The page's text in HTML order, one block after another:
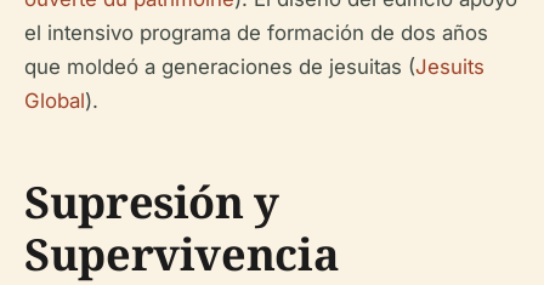
el intensivo programa de formación de dos años
que moldeó a generaciones de jesuitas (Jesuits
Global).
Supresión y
Supervivencia